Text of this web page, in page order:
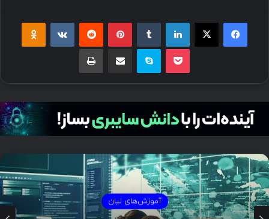
فیسبوک ایکس لینکداین پینتریست
پاکت اسکایپ چاپ
آموزش‌های لیان